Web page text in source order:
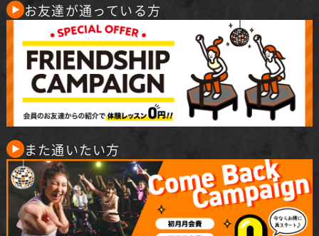
お友達が通っている方
また通いたい方